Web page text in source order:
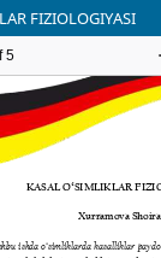
FIZIOLOGIYASI